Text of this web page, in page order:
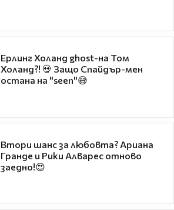
Ерлинг Холанд ghost-на Том
Холанд?! 💀 Защо Спайдър-мен
остана на "seen"😅
Втори шанс за любовта? Ариана
Гранде и Рики Алварес отново
заедно!😍